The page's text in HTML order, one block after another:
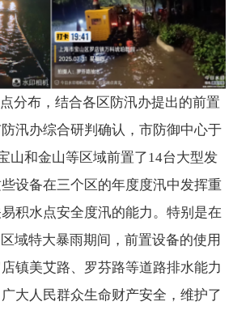
布，结合各区防汛办提出的前置
汛办综合研判确认，市防御中心于
山和金山等区域前置了14台大型发
设备在三个区的年度度汛中发挥重
积水点安全度汛的能力。特别是在
域特大暴雨期间，前置设备的使用
镇美艾路、罗芬路等道路排水能力
大人民群众生命财产安全，维护了